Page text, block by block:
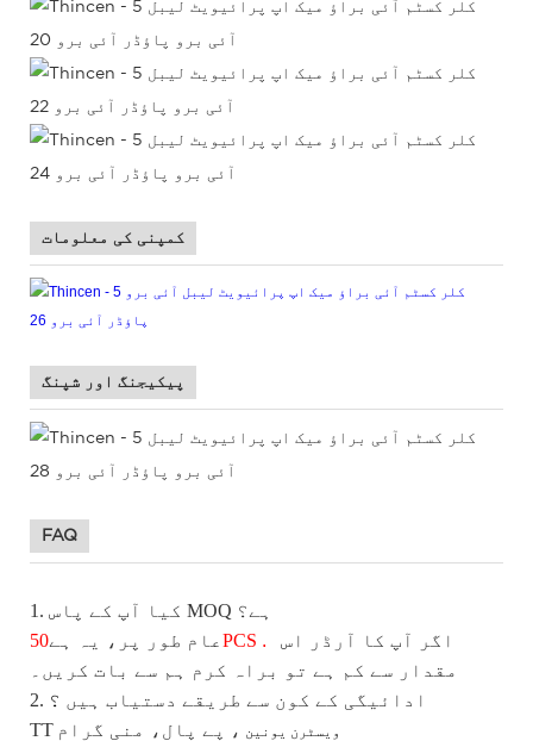
کمپنی کی معلومات
پیکیجنگ اور شپنگ
FAQ
1. کیا آپ کے پاس
MOQ ہے؟
عام طور پر، یہ ہے50 PCS . اگر
آپ کا آرڈر اس
مقدار سے کم ہے تو براہ کرم ہم سے بات کریں۔
2. ادائیگی کے کون سے طریقے دستیاب ہیں ؟
TT
ویسٹرن یونین ، پے پال، منی گرام